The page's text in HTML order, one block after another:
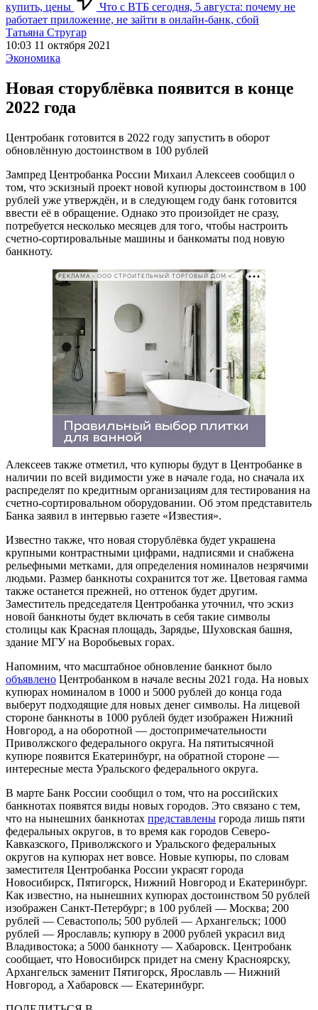
купить, цены
Что с ВТБ сегодня, 5 августа: почему не
работает приложение, не зайти в онлайн-банк, сбой
Татьяна Стругар
10:03 11 октября 2021
Экономика
Новая сторублёвка появится в конце
2022 года
Центробанк готовится в 2022 году запустить в оборот
обновлённую достоинством в 100 рублей
Зампред Центробанка России Михаил Алексеев сообщил о
том, что эскизный проект новой купюры достоинством в 100
рублей уже утверждён, и в следующем году банк готовится
ввести её в обращение. Однако это произойдет не сразу,
потребуется несколько месяцев для того, чтобы настроить
счетно-сортировальные машины и банкоматы под новую
банкноту.
РЕКЛАМА • ООО СТРОИТЕЛЬНЫЙ ТОРГОВЫЙ ДОМ «ПЕТРОВИЧ». ИНН: 7802348846
Алексеев также отметил, что купюры будут в Центробанке в
наличии по всей видимости уже в начале года, но сначала их
распределят по кредитным организациям для тестирования на
счетно-сортировальном оборудовании. Об этом представитель
Банка заявил в интервью газете «Известия».
Известно также, что новая сторублёвка будет украшена
крупными контрастными цифрами, надписями и снабжена
рельефными метками, для определения номиналов незрячими
людьми. Размер банкноты сохранится тот же. Цветовая гамма
также останется прежней, но оттенок будет другим.
Заместитель председателя Центробанка уточнил, что эскиз
новой банкноты будет включать в себя такие символы
столицы как Красная площадь, Зарядье, Шуховская башня,
здание МГУ на Воробьевых горах.
Напомним, что масштабное обновление банкнот было
объявлено Центробанком в начале весны 2021 года. На новых
купюрах номиналом в 1000 и 5000 рублей до конца года
выберут подходящие для новых денег символы. На лицевой
стороне банкноты в 1000 рублей будет изображен Нижний
Новгород, а на оборотной — достопримечательности
Приволжского федерального округа. На пятитысячной
купюре появится Екатеринбург, на обратной стороне —
интересные места Уральского федерального округа.
В марте Банк России сообщил о том, что на российских
банкнотах появятся виды новых городов. Это связано с тем,
что на нынешних банкнотах представлены города лишь пяти
федеральных округов, в то время как городов Северо-
Кавказского, Приволжского и Уральского федеральных
округов на купюрах нет вовсе. Новые купюры, по словам
заместителя Центробанка России украсят города
Новосибирск, Пятигорск, Нижний Новгород и Екатеринбург.
Как известно, на нынешних купюрах достоинством 50 рублей
изображен Санкт-Петербург; в 100 рублей — Москва; 200
рублей — Севастополь; 500 рублей — Архангельск; 1000
рублей — Ярославль; купюру в 2000 рублей украсил вид
Владивостока; а 5000 банкноту — Хабаровск. Центробанк
сообщает, что Новосибирск придет на смену Красноярску,
Архангельск заменит Пятигорск, Ярославль — Нижний
Новгород, а Хабаровск — Екатеринбург.